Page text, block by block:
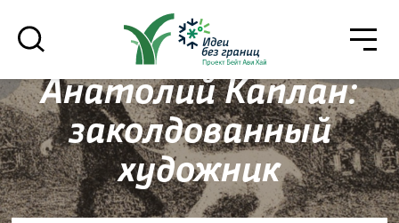
Анатолий Каплан:
заколдованный
художник
רוצים לדעת מה קורה
בבית אביחי לפני כולם? - דף משוכפל